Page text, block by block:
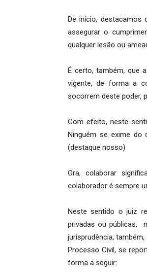
De início, destacamos
assegurar o
qualquer lesão ou
É certo, também, que
vigente, de forma a
socorrem deste poder,
Com efeito, neste
Ninguém se exime do
(destaque nosso)
Ora, colaborar
colaborador é sempre
Neste sentido o juiz
privadas ou públicas,
jurisprudência,
Processo Civil, se
forma a seguir: